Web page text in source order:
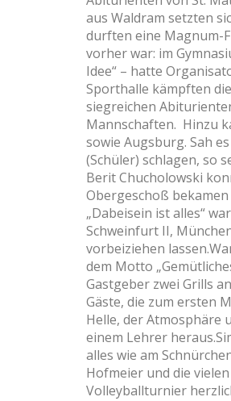
aus Waldram setzten
durften eine Magnum-
vorher war: im
Idee“ – hatte
Sporthalle kämpften
siegreichen
Mannschaften. Hinzu
sowie Augsburg. Sah
(Schüler) schlagen, so
Berit Chucholowski
Obergeschoß
„Dabeisein ist alles“
Schweinfurt II,
vorbeiziehen
dem Motto
Gastgeber zwei Grills
Gäste, die zum ersten
Helle, der Atmosphäre
einem Lehrer
alles wie am
Hofmeier und die
Volleyballturnier